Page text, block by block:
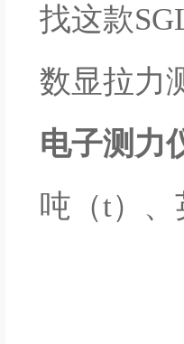
找这款
数显拉力
电子测力
吨（t）